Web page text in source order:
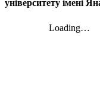
університету імені